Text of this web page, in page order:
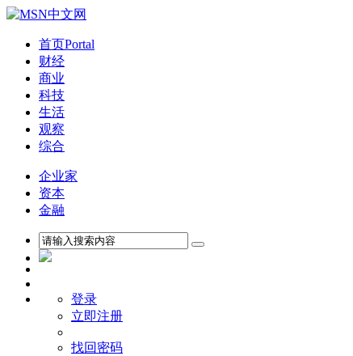
首页Portal
财经
商业
科技
生活
观察
综合
企业家
资本
金融
登录
立即注册
找回密码